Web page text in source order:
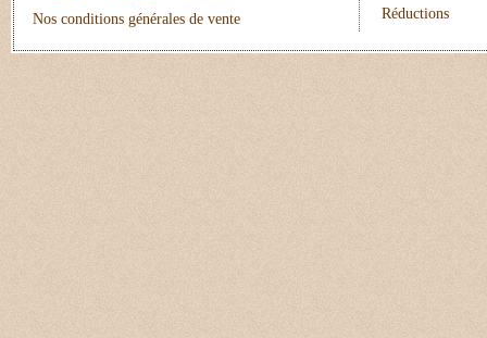
Nos conditions générales de vente
Réductions